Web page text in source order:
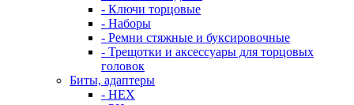
- Ключи торцовые
- Наборы
- Ремни стяжные и буксировочные
- Трещотки и аксессуары для торцовых
головок
Биты, адаптеры
- HEX